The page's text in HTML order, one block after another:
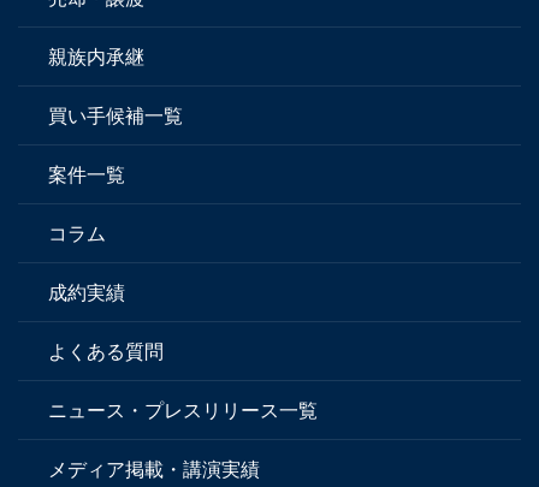
親族内承継
買い手候補一覧
案件一覧
コラム
成約実績
よくある質問
ニュース・プレスリリース一覧
メディア掲載・講演実績